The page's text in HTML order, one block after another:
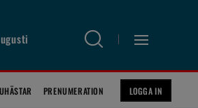
PRENUMERATION LOGGA IN